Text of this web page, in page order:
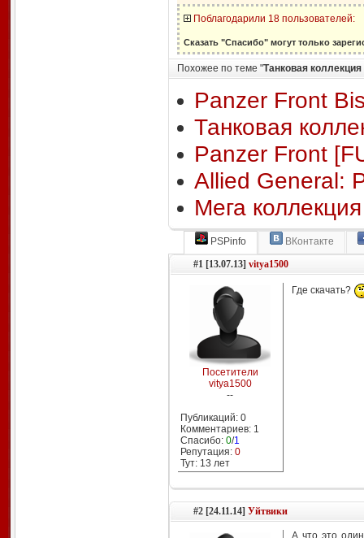
Поблагодарили 18 пользователей:
Сказать "Спасибо" могут только
Похожее по теме "Танковая коллекция
Panzer Front
Танковая
Panzer Front
Allied General:
Мега
PSPinfo
ВКонтакте
#1 [13.07.13] vitya1500
Посетители
vitya1500
--
Публикаций: 0
Комментариев: 1
Спасибо: 0/1
Репутация: 0
Тут: 13 лет
Где скачать?
#2 [24.11.14] Уйтвики
А что это